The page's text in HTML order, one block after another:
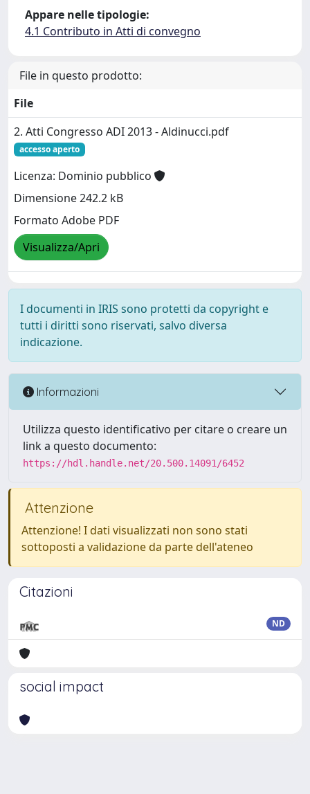
Appare nelle tipologie:
4.1 Contributo in Atti di convegno
File in questo prodotto:
File
2. Atti Congresso ADI 2013 - Aldinucci.pdf
accesso aperto
Licenza: Dominio pubblico
Dimensione 242.2 kB
Formato Adobe PDF
Visualizza/Apri
I documenti in IRIS sono protetti da copyright e
tutti i diritti sono riservati, salvo diversa
indicazione.
Informazioni
Utilizza questo identificativo per citare o creare un
link a questo documento:
https://hdl.handle.net/20.500.14091/6452
Attenzione
Attenzione! I dati visualizzati non sono stati
sottoposti a validazione da parte dell'ateneo
Citazioni
ND
social impact